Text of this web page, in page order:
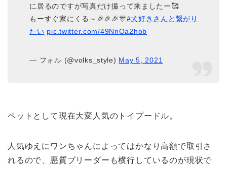
に居るのですが写真だけ撮って来ましたー🥰
もーすぐ家にくる～🎉🎉🎉🎊#犬好きさんと繋がり
たい pic.twitter.com/49NnOa2hob
— フォル (@volks_style) May 5, 2021
ペットとして現在大変人気のトイプードル。
人気ゆえにワンちゃんによってはかなり高額で取引さ
れるので、悪質ブリーダーも横行しているのが現状で